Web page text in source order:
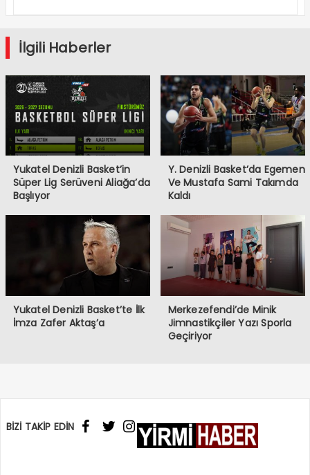
İlgili Haberler
Yukatel Denizli Basket’in
Süper Lig Serüveni Aliağa’da
Başlıyor
Y. Denizli Basket’da Egemen
Ve Mustafa Sami Takımda
Kaldı
Yukatel Denizli Basket’te İlk
İmza Zafer Aktaş’a
Merkezefendi’de Minik
Jimnastikçiler Yazı Sporla
Geçiriyor
BİZİ TAKİP EDİN